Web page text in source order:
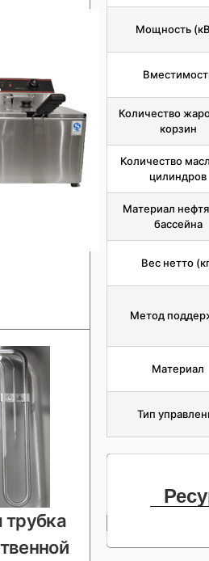
трубка
Мощность
Количество
корзин
Количество
цилиндров
Материал
бассейна
Вес нетто
Метод
Материал
Тип